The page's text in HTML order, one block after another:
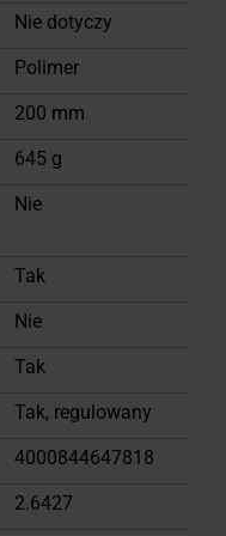
Nie dotyczy
Polimer
200 mm
645 g
Nie
Tak
Nie
Tak
Tak, regulowany
4000844647818
2.6427